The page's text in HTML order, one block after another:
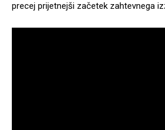
precej prijetnejši začetek zahtevnega